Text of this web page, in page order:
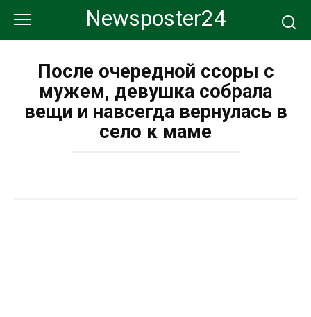
контенту
Newsposter24
После очередной ссоры с
мужем, девушка собрала
вещи и навсегда вернулась в
село к маме